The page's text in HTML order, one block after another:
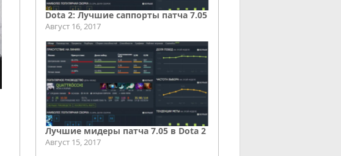
Dota 2: Лучшие саппорты патча 7.05
Август 16, 2017
Лучшие мидеры патча 7.05 в Dota 2
Август 15, 2017